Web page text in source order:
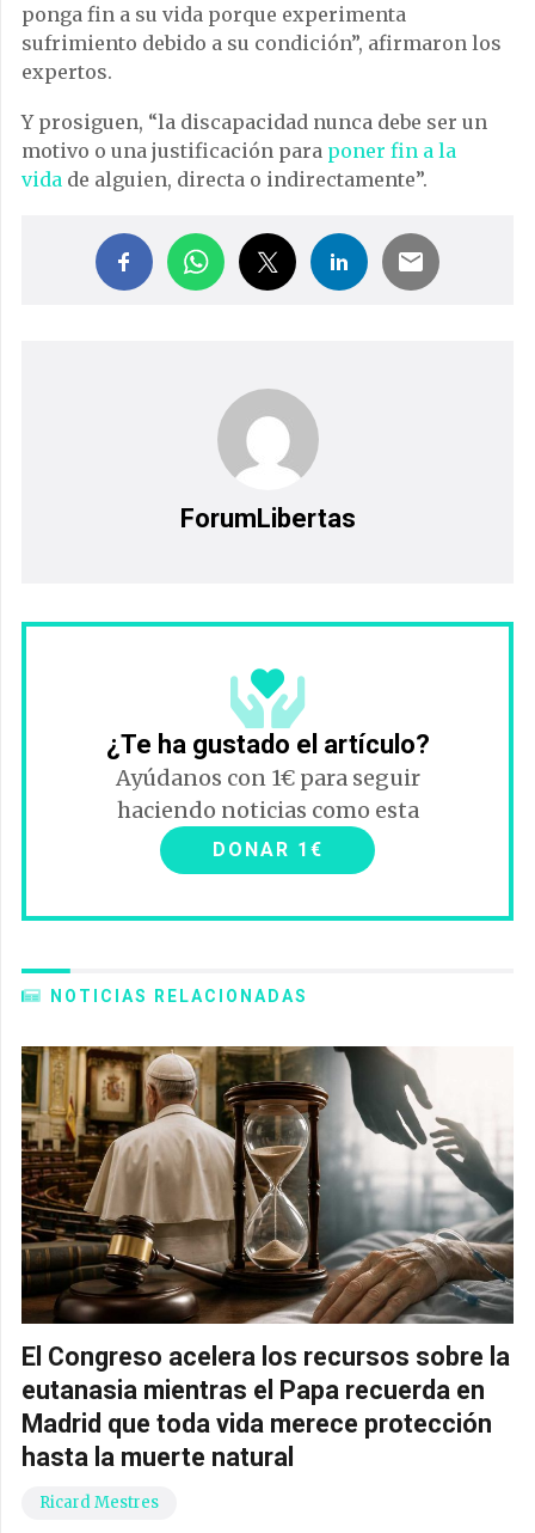
ponga fin a su vida porque experimenta
sufrimiento debido a su condición”, afirmaron los
expertos.
Y prosiguen, “la discapacidad nunca debe ser un
motivo o una justificación para poner fin a la
vida de alguien, directa o indirectamente”.
ForumLibertas
¿Te ha gustado el artículo?
Ayúdanos con 1€ para seguir
haciendo noticias como esta
DONAR 1€
NOTICIAS RELACIONADAS
El Congreso acelera los recursos sobre la
eutanasia mientras el Papa recuerda en
Madrid que toda vida merece protección
hasta la muerte natural
Ricard Mestres